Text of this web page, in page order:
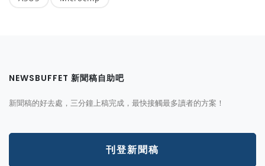
NEWSBUFFET 新聞稿自助吧
新聞稿的好去處，三分鐘上稿完成，最快接觸最多讀者的方案！
刊登新聞稿